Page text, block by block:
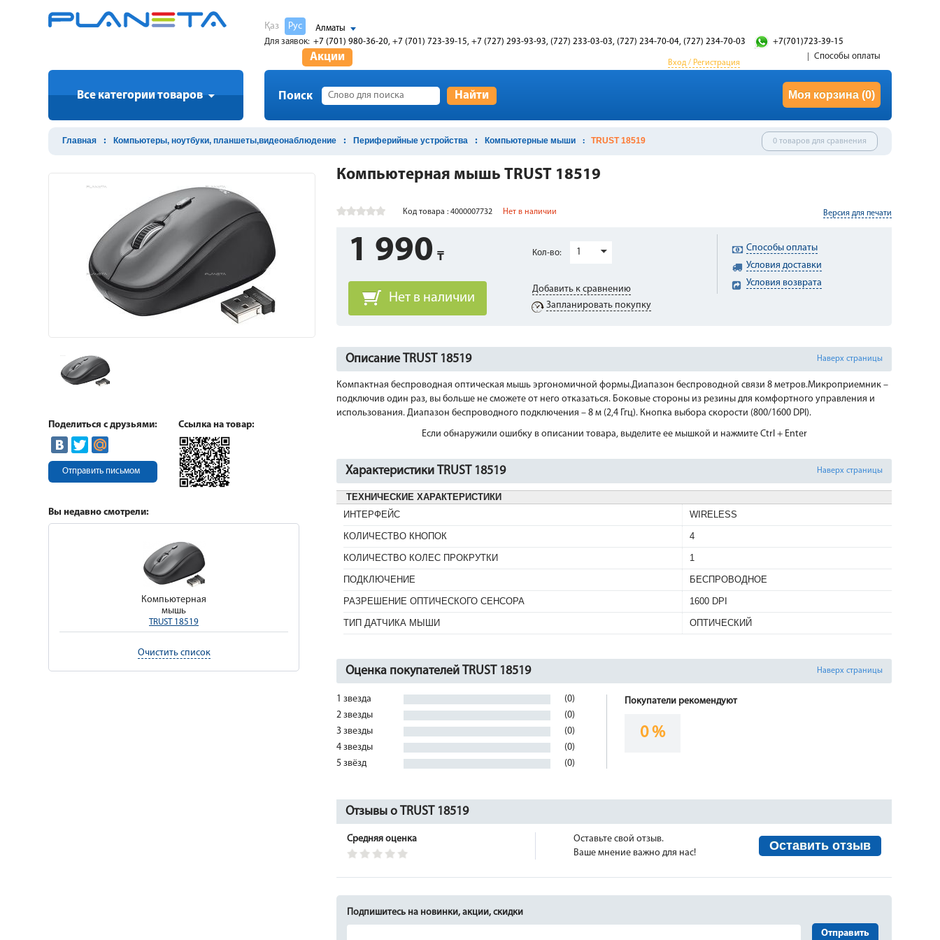
Қаз Рус
Алматы
Для заявок: +7 (701) 980-36-20, +7 (701) 723-39-15, +7 (727) 293-93-93, (727) 233-03-03, (727) 234-70-04, (727) 234-70-03 +7(701)723-39-15
Вход / Регистрация
Акции Способы оплаты
Все категории товаров Поиск Найти Моя корзина (0)
Главная Компьютеры, ноутбуки, планшеты,видеонаблюдение Периферийные устройства Компьютерные мыши TRUST 18519 0 товаров для сравнения
Поделиться с друзьями:
Отправить письмом
Ссылка на товар:
Вы недавно смотрели:
Компьютерная
мышь
TRUST 18519
Очистить список
Компьютерная мышь TRUST 18519
Код товара : 4000007732 Нет в наличии Версия для печати
1 990
Нет в наличии
Кол-во: 1
Добавить к сравнению
Запланировать покупку
Способы оплаты
Условия доставки
Условия возврата
Описание TRUST 18519 Наверх страницы
Компактная беспроводная оптическая мышь эргономичной формы.Диапазон беспроводной связи 8 метров.Микроприемник –
подключив один раз, вы больше не сможете от него отказаться. Боковые стороны из резины для комфортного управления и
использования. Диапазон беспроводного подключения – 8 м (2,4 Ггц). Кнопка выбора скорости (800/1600 DPI).
Если обнаружили ошибку в описании товара, выделите ее мышкой и нажмите Ctrl + Enter
Характеристики TRUST 18519 Наверх страницы
ТЕХНИЧЕСКИЕ ХАРАКТЕРИСТИКИ
ИНТЕРФЕЙС
WIRELESS
КОЛИЧЕСТВО КНОПОК 4
КОЛИЧЕСТВО КОЛЕС ПРОКРУТКИ 1
ПОДКЛЮЧЕНИЕ БЕСПРОВОДНОЕ
РАЗРЕШЕНИЕ ОПТИЧЕСКОГО СЕНСОРА 1600 DPI
ТИП ДАТЧИКА МЫШИ ОПТИЧЕСКИЙ
Оценка покупателей TRUST 18519 Наверх страницы
1 звезда
(0)
2 звезды
(0)
3 звезды
(0)
4 звезды
(0)
5 звёзд
(0)
Покупатели рекомендуют
0 %
Отзывы о TRUST 18519
Средняя оценка
Оставьте свой отзыв.
Ваше мнение важно для нас!
Оставить отзыв
Подпишитесь на новинки, акции, скидки
Отправить